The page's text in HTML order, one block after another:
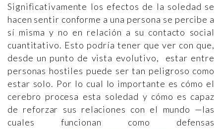
Significativamente los efectos de la soledad se
hacen sentir conforme a una persona se percibe a
sí misma y no en relación a su contacto social
cuantitativo. Esto podría tener que ver con que,
desde un punto de vista evolutivo, estar entre
personas hostiles puede ser tan peligroso como
estar solo. Por lo cual lo importante es cómo el
cerebro procesa esta soledad y cómo es capaz
de reforzar sus relaciones con el mundo —las
cuales funcionan como defensas